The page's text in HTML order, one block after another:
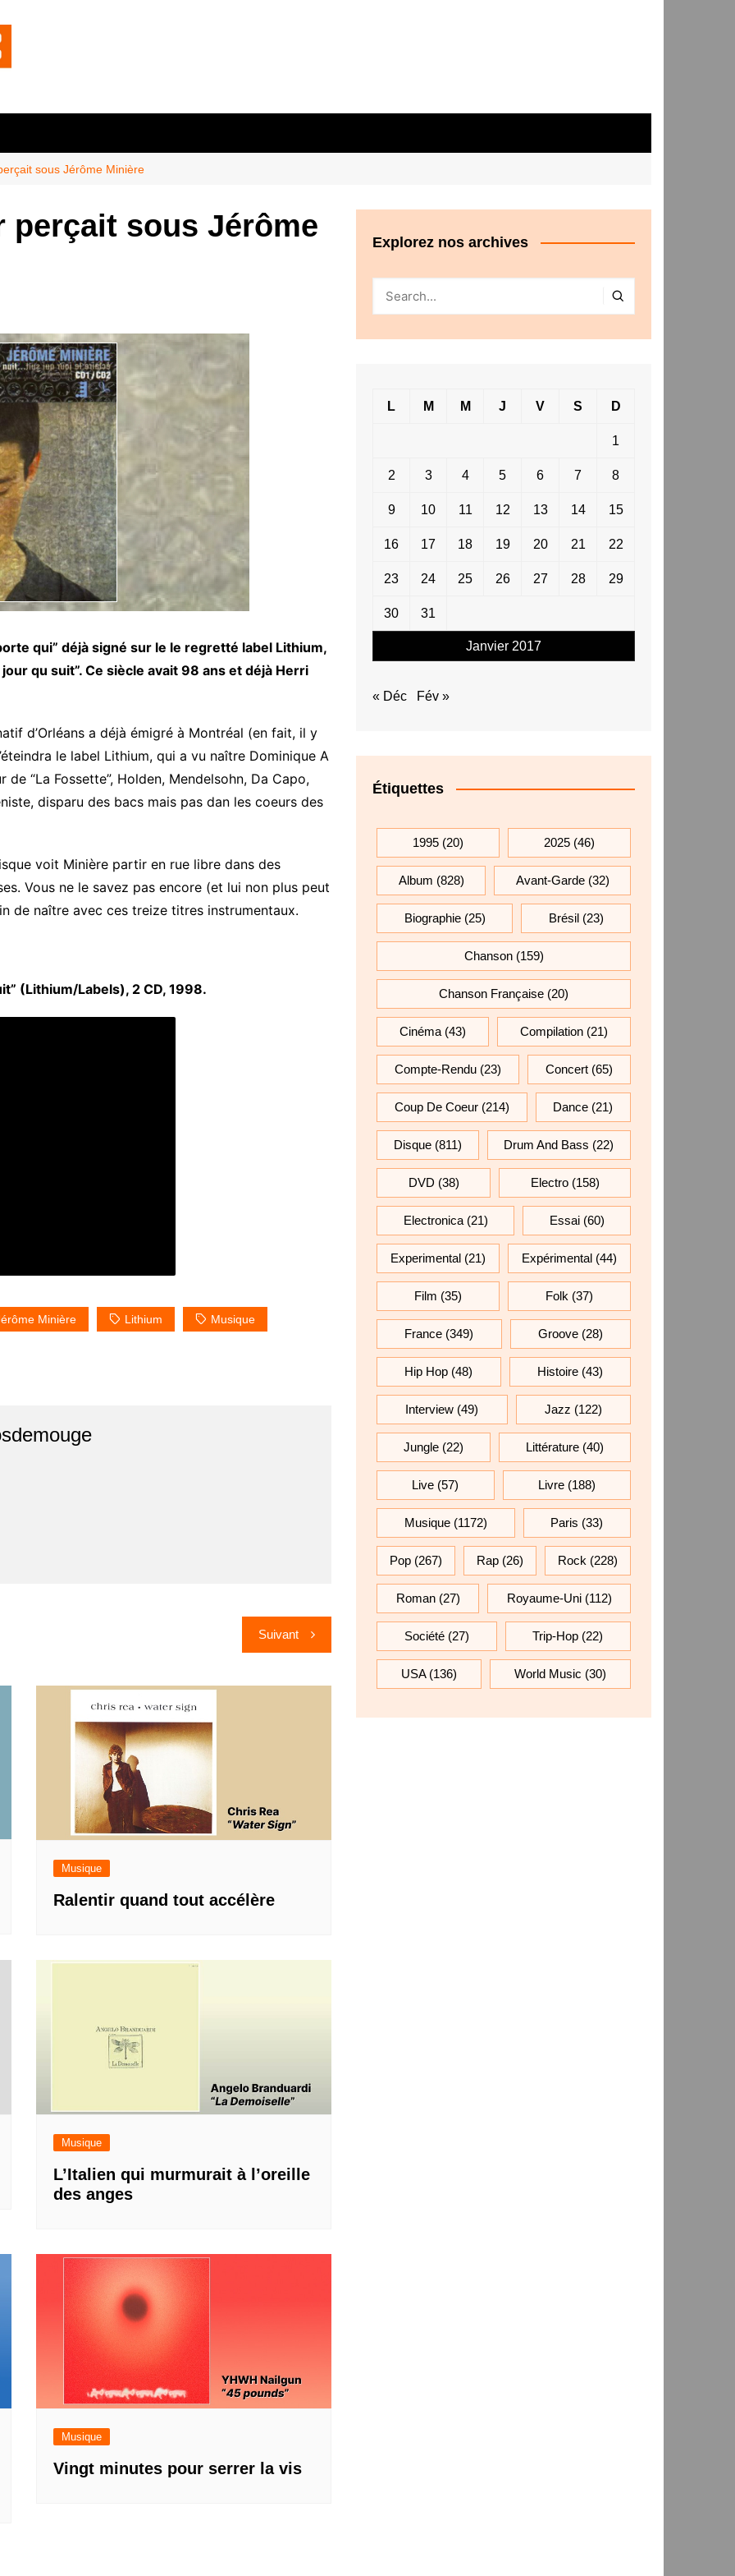
sous Jérôme Minière
perçait sous Jérôme
qui” déjà signé sur le le regretté label Lithium,
qu suit”. Ce siècle avait 98 ans et déjà Herri
d’Orléans a déjà émigré à Montréal (en fait, il y
le label Lithium, qui a vu naître Dominique A
“La Fossette”, Holden, Mendelsohn, Da Capo,
disparu des bacs mais pas dan les coeurs des
voit Minière partir en rue libre dans des
Vous ne le savez pas encore (et lui non plus peut
de naître avec ces treize titres instrumentaux.
(Lithium/Labels), 2 CD, 1998.
Minière Lithium Musique
Suivant
Musique
Ralentir quand tout accélère
Musique
L’Italien qui murmurait à l’oreille
des anges
Musique
Vingt minutes pour serrer la vis
Explorez nos archives
Janvier 2017
L M M J V S D
1
2 3 4 5 6 7 8
9 10 11 12 13 14 15
16 17 18 19 20 21 22
23 24 25 26 27 28 29
30 31
« Déc Fév »
Étiquettes
1995 (20) 2025 (46)
Album (828) Avant-Garde(32)
Biographie(25) Brésil(23)
Chanson(159)
Chanson Française (20)
Cinéma (43) Compilation (21)
Compte-Rendu (23) Concert (65)
Coup De Coeur(214) Dance (21)
Disque(811) Drum And Bass (22)
DVD (38) Electro(158)
Electronica(21) Essai(60)
Experimental (21) Expérimental (44)
Film (35) Folk (37)
France (349) Groove(28)
Hip Hop (48) Histoire(43)
Interview (49) Jazz (122)
Jungle (22) Littérature (40)
Live (57) Livre(188)
Musique(1172) Paris (33)
Pop (267) Rap (26) Rock (228)
Roman(27) Royaume-Uni(112)
Société(27) Trip-Hop (22)
USA(136) World Music (30)